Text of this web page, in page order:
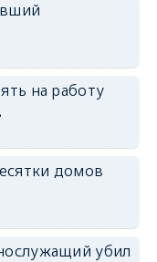
на работу
домов
убил